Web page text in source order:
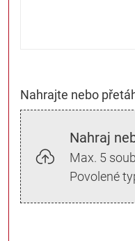
Nahrajte nebo
Nahraj
Max. 5
Povolené